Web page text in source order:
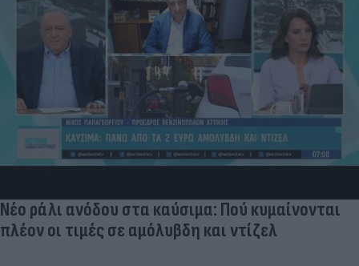
Νέο ράλι ανόδου στα καύσιμα: Πού κυμαίνονται
πλέον οι τιμές σε αμόλυβδη και ντίζελ